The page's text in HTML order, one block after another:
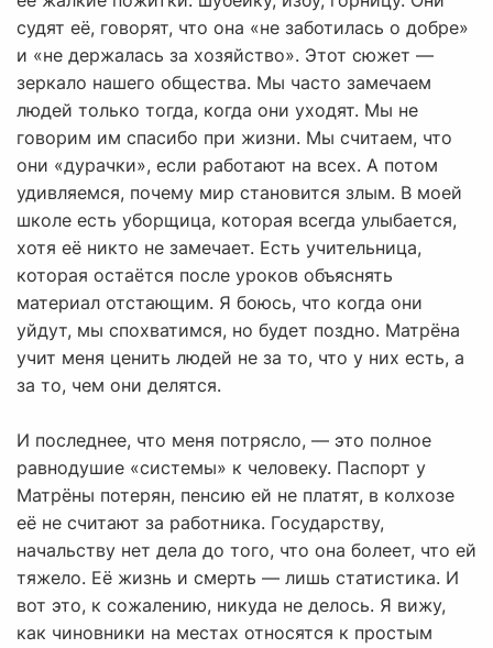
судят её, говорят, что она «не заботилась о добре»
и «не держалась за хозяйство». Этот сюжет —
зеркало нашего общества. Мы часто замечаем
людей только тогда, когда они уходят. Мы не
говорим им спасибо при жизни. Мы считаем, что
они «дурачки», если работают на всех. А потом
удивляемся, почему мир становится злым. В моей
школе есть уборщица, которая всегда улыбается,
хотя её никто не замечает. Есть учительница,
которая остаётся после уроков объяснять
материал отстающим. Я боюсь, что когда они
уйдут, мы спохватимся, но будет поздно. Матрёна
учит меня ценить людей не за то, что у них есть, а
за то, чем они делятся.
И последнее, что меня потрясло, — это полное
равнодушие «системы» к человеку. Паспорт у
Матрёны потерян, пенсию ей не платят, в колхозе
её не считают за работника. Государству,
начальству нет дела до того, что она болеет, что ей
тяжело. Её жизнь и смерть — лишь статистика. И
вот это, к сожалению, никуда не делось. Я вижу,
как чиновники на местах относятся к простым